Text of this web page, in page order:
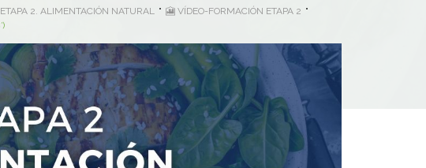
ETAPA 2. ALIMENTACIÓN NATURAL
🎦 VÍDEO-FORMACIÓN ETAPA 2